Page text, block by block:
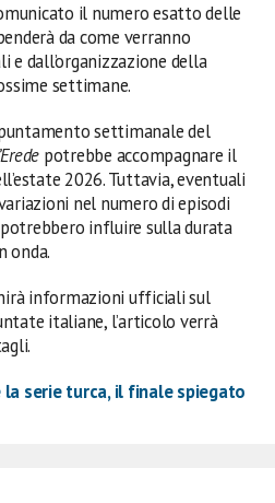
il numero esatto delle
da come verranno
e dall’organizzazione della
settimane.
settimanale del
potrebbe accompagnare il
2026. Tuttavia, eventuali
nel numero di episodi
influire sulla durata
onda.
informazioni ufficiali sul
italiane, l’articolo verrà
la serie turca, il finale spiegato